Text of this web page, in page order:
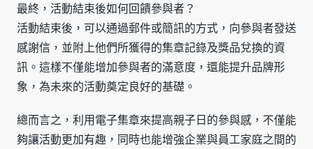
最終，活動結束後如何回饋參與者？
活動結束後，可以通過郵件或簡訊的方式，向參與者發送
感謝信，並附上他們所獲得的集章記錄及獎品兌換的資
訊。這樣不僅能增加參與者的滿意度，還能提升品牌形
象，為未來的活動奠定良好的基礎。
總而言之，利用電子集章來提高親子日的參與感，不僅能
夠讓活動更加有趣，同時也能增強企業與員工家庭之間的